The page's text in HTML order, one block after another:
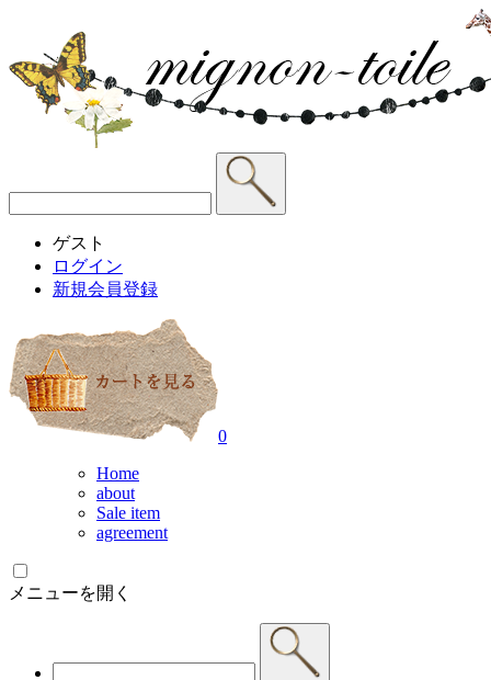
ゲスト
ログイン
新規会員登録
0
Home
about
Sale item
agreement
メニューを開く